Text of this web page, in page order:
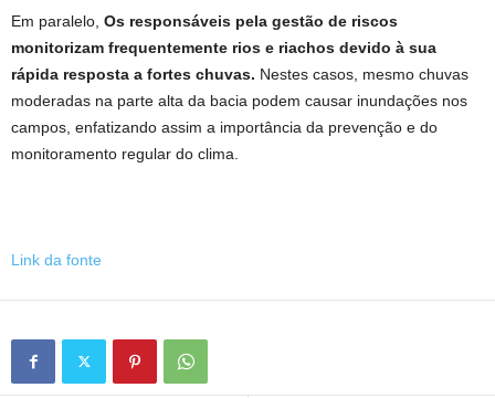
Em paralelo, Os responsáveis ​​pela gestão de riscos
monitorizam frequentemente rios e riachos devido à sua
rápida resposta a fortes chuvas. Nestes casos, mesmo chuvas
moderadas na parte alta da bacia podem causar inundações nos
campos, enfatizando assim a importância da prevenção e do
monitoramento regular do clima.
Link da fonte